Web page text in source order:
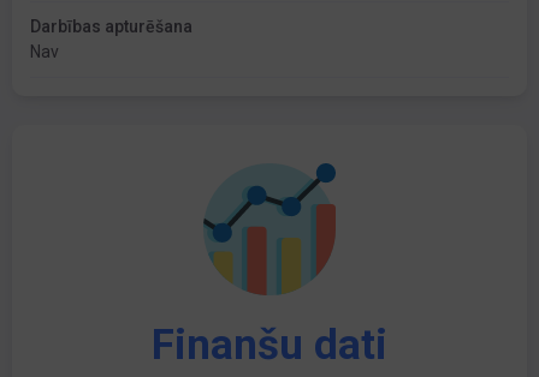
Darbības apturēšana
Nav
Finanšu dati